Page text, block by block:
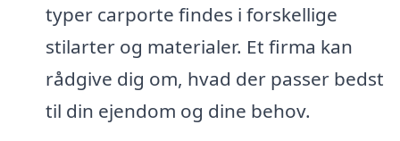
typer carporte findes i forskellige
stilarter og materialer. Et firma kan
rådgive dig om, hvad der passer bedst
til din ejendom og dine behov.